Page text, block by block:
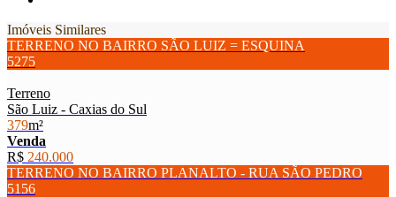
Imóveis Similares
TERRENO NO BAIRRO SÃO LUIZ = ESQUINA
5275
Terreno
São Luiz - Caxias do Sul
379m²
Venda
R$ 240.000
TERRENO NO BAIRRO PLANALTO - RUA SÃO PEDRO
5156